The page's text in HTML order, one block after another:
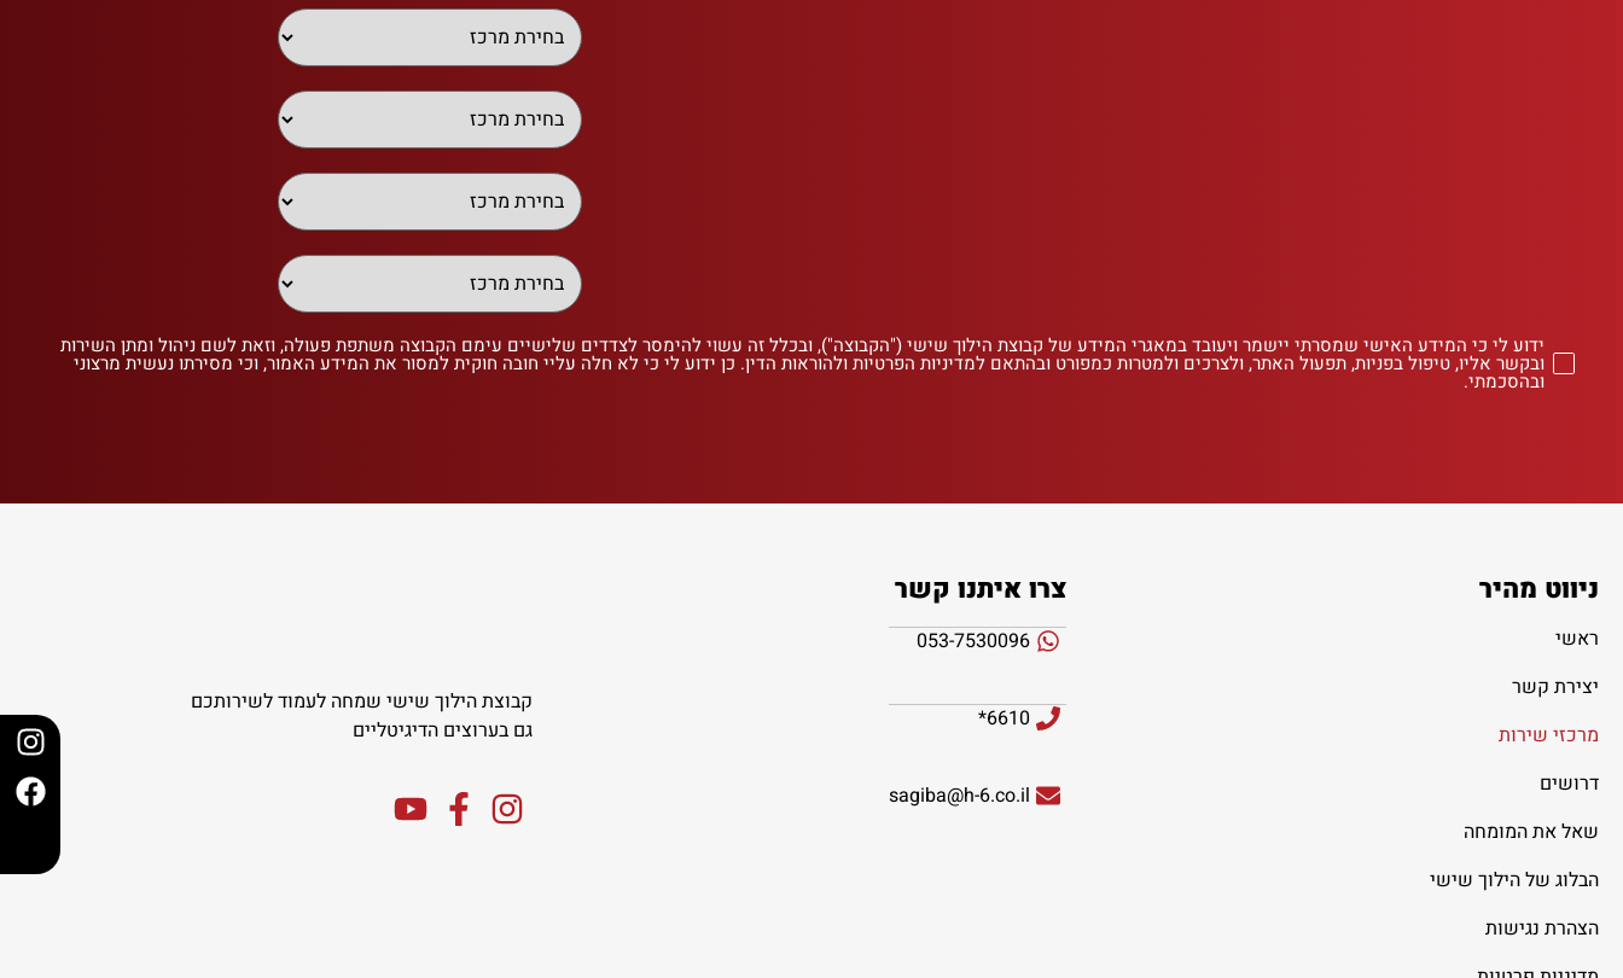
ידוע לי כי המידע האישי שמסרתי יישמר ויעובד במאגרי המידע של קבוצת הילוך שישי ("הקבוצה"), ובכלל זה עשוי להימסר לצדדים שלישיים עימם הקבוצה משתפת פעולה, וזאת לשם ניהול ומתן השירות
ובקשר אליו, טיפול בפניות, תפעול האתר, ולצרכים ולמטרות כמפורט ובהתאם למדיניות הפרטיות ולהוראות הדין. כן ידוע לי כי לא חלה עליי חובה חוקית למסור את המידע האמור, וכי מסירתו נעשית מרצוני
ובהסכמתי.
ניווט מהיר
ראשי
יצירת קשר
מרכזי שירות
דרושים
שאל את המומחה
הבלוג של הילוך שישי
הצהרת נגישות
צרו איתנו קשר
053-7530096
6610*
sagiba@h-6.co.il
קבוצת הילוך שישי שמחה לעמוד לשירותכם
גם בערוצים הדיגיטליים